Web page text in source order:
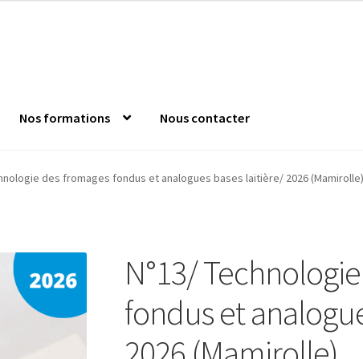
Nos formations Nous contacter
Confirm Subscription Distanciel Formations mixtes Jeu
catalogue
des fromages fondus et analogues bases laitière/ 2026 (Mamirolle)
N°13/
fondus et